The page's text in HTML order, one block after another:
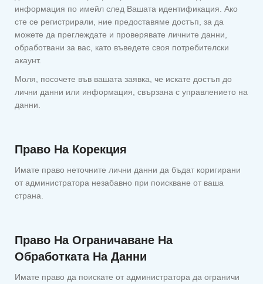
информация по имейл след Вашата идентификация. Ако
сте се регистрирали, ние предоставяме достъп, за да
можете да преглеждате и проверявате личните данни,
обработвани за вас, като въведете своя потребителски
акаунт.
Моля, посочете във вашата заявка, че искате достъп до
лични данни или информация, свързана с управлението на
данни.
Право На Корекция
Имате право неточните лични данни да бъдат коригирани
от администратора незабавно при поискване от ваша
страна.
Право На Ограничаване На
Обработката На Данни
Имате право да поискате от администратора да ограничи